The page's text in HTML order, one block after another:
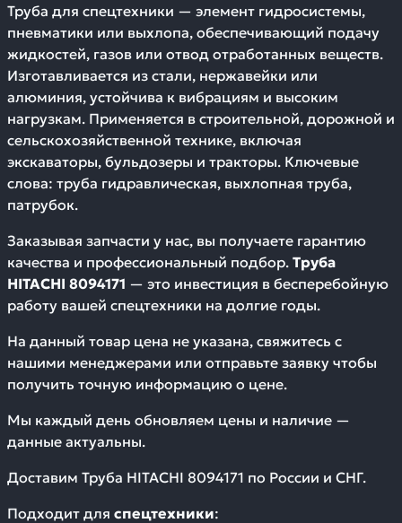
Труба для спецтехники — элемент гидросистемы,
пневматики или выхлопа, обеспечивающий подачу
жидкостей, газов или отвод отработанных веществ.
Изготавливается из стали, нержавейки или
алюминия, устойчива к вибрациям и высоким
нагрузкам. Применяется в строительной, дорожной и
сельскохозяйственной технике, включая
экскаваторы, бульдозеры и тракторы. Ключевые
слова: труба гидравлическая, выхлопная труба,
патрубок.
Заказывая запчасти у нас, вы получаете гарантию
качества и профессиональный подбор. Труба
HITACHI 8094171 — это инвестиция в бесперебойную
работу вашей спецтехники на долгие годы.
На данный товар цена не указана, свяжитесь с
нашими менеджерами или отправьте заявку чтобы
получить точную информацию о цене.
Мы каждый день обновляем цены и наличие —
данные актуальны.
Доставим Труба HITACHI 8094171 по России и СНГ.
Подходит для спецтехники: